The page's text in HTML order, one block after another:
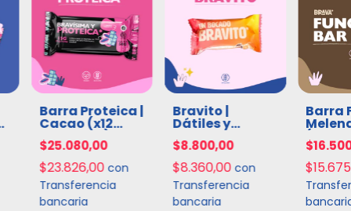
Barra Proteica |
Cacao (x12
unidades)
$25.080,00
$23.826,00 con
Transferencia
bancaria
Bravito |
Dátiles y
Castañas de
Cajú (x10
unidades)
$8.800,00
$8.360,00con
Transferencia
bancaria
Barra
(x6